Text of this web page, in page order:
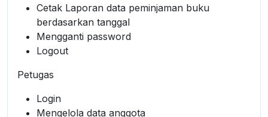
Cetak Laporan data peminjaman buku
berdasarkan tanggal
Mengganti password
Logout
Petugas
Login
Mengelola data anggota